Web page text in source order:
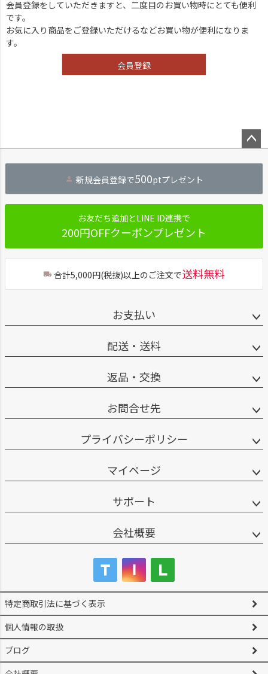
会員登録をしていただきますと、二度目のお買い物時にとても便利
です。
お気に入り商品をご登録いただけるなどお買い物が便利になりま
す。
会員登録
へ
新規会員登録で500ptプレゼント
お友だち追加とLINE ID連携で
200円OFFクーポンプレゼント
合計5,000円(税抜)以上のご注文で送料無料
お支払い
配送・送料
返品・交換
お問合せ先
プライバシーポリシー
マイページ
サポート
会社概要
特定商取引法に基づく表示
個人情報の取扱
ブログ